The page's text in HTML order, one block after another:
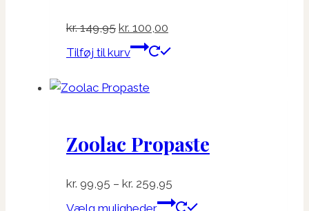
kr.149,95 Den
oprindelige
var:
kr. 100,00
aktuelle
Tilføj til kurv
Zoolac Propaste
kr. 99,95 – kr. 259,95
kr. 99,95Dette